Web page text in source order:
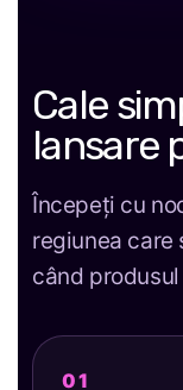
Cale
lansare
Începeți cu
regiunea
când